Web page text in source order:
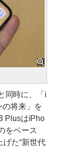
同時に、「i
の将来」を
PlusはiPho
をベース
た“新世代